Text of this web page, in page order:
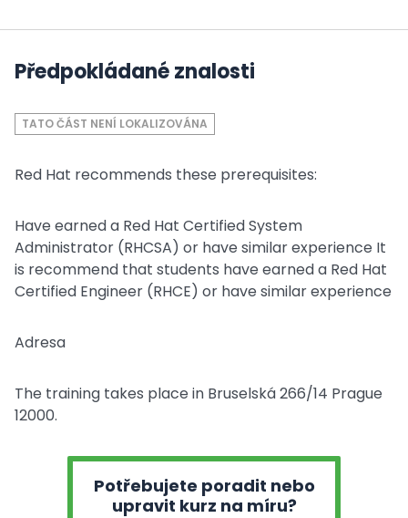
Předpokládané znalosti
TATO ČÁST NENÍ LOKALIZOVÁNA
Red Hat recommends these prerequisites:
Have earned a Red Hat Certified System
Administrator (RHCSA) or have similar experience It
is recommend that students have earned a Red Hat
Certified Engineer (RHCE) or have similar experience
Adresa
The training takes place in Bruselská 266/14 Prague
12000.
Potřebujete poradit nebo
upravit kurz na míru?